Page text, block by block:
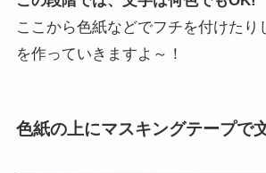
ここから色紙などでフチを付けたり
を作っていきますよ～！
色紙の上にマスキングテープで